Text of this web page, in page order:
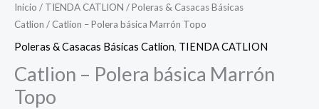
Inicio / TIENDA CATLION /Poleras & Casacas Básicas
Catlion / Catlion – Polera básica Marrón Topo
Poleras & Casacas Básicas Catlion, TIENDA CATLION
Catlion – Polera básica Marrón
Topo